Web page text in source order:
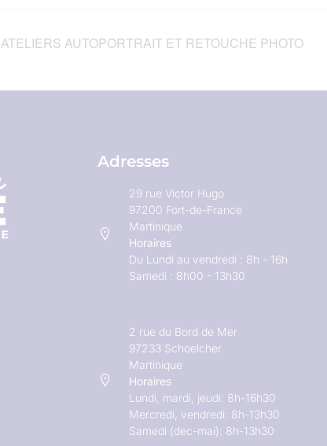
ATELIERS AUTOPORTRAIT ET RETOUCHE PHOTO
Adresses
29 rue Victor Hugo
97200 Fort-de-France
Martinique
Horaires
Du Lundi au vendredi : 8h - 16h
Samedi : 8h00 - 13h30
2 rue du Bord de Mer
97233 Schoelcher
Martinique
Horaires
Lundi, mardi, jeudi: 8h-16h30
Mercredi, vendredi: 8h-13h30
Samedi (dec-mai): 8h-13h30